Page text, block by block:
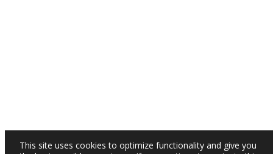
This site uses cookies to optimize functionality and give you